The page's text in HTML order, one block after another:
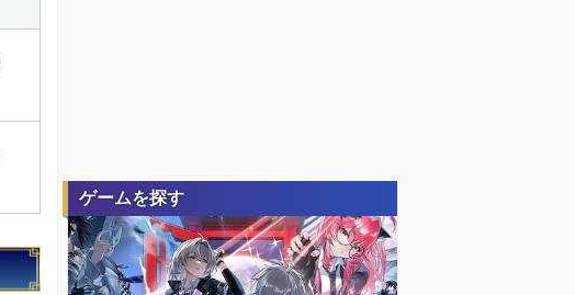
ゲームを探す